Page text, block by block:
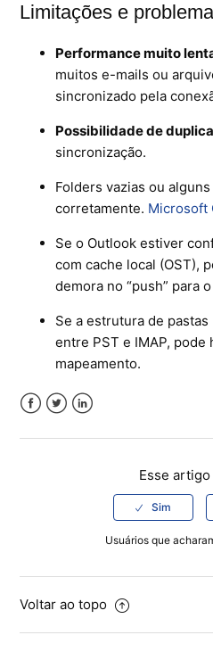
Limitações e
Performance muito
muitos e-mails ou
sincronizado pela
Possibilidade de
sincronização.
Folders vazias ou
corretamente. Microsoft
Se o Outlook estiver
com cache local (OST),
demora no “push” para
Se a estrutura de
entre PST e IMAP, pode
mapeamento.
Esse
Usuários que
Voltar ao topo